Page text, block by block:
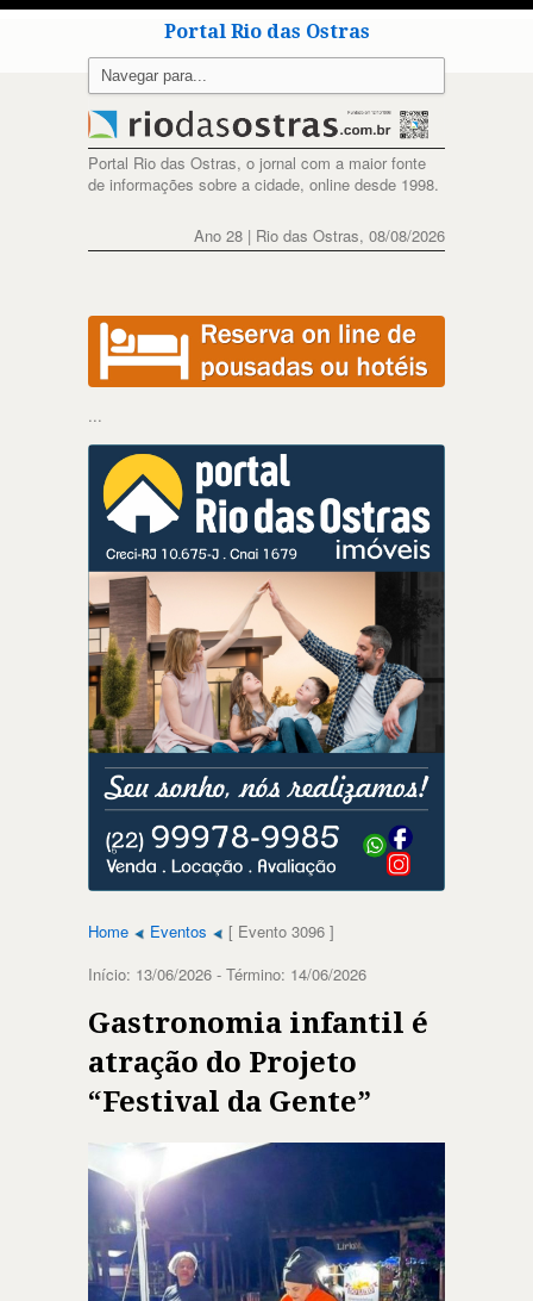
Portal Rio das Ostras
Portal Rio das Ostras, o jornal com a maior fonte
de informações sobre a cidade, online desde 1998.
Ano 28 | Rio das Ostras, 08/08/2026
...
Home Eventos
[ Evento 3096 ]
Início: 13/06/2026 - Término: 14/06/2026
Gastronomia infantil é
atração do Projeto
“Festival da Gente”